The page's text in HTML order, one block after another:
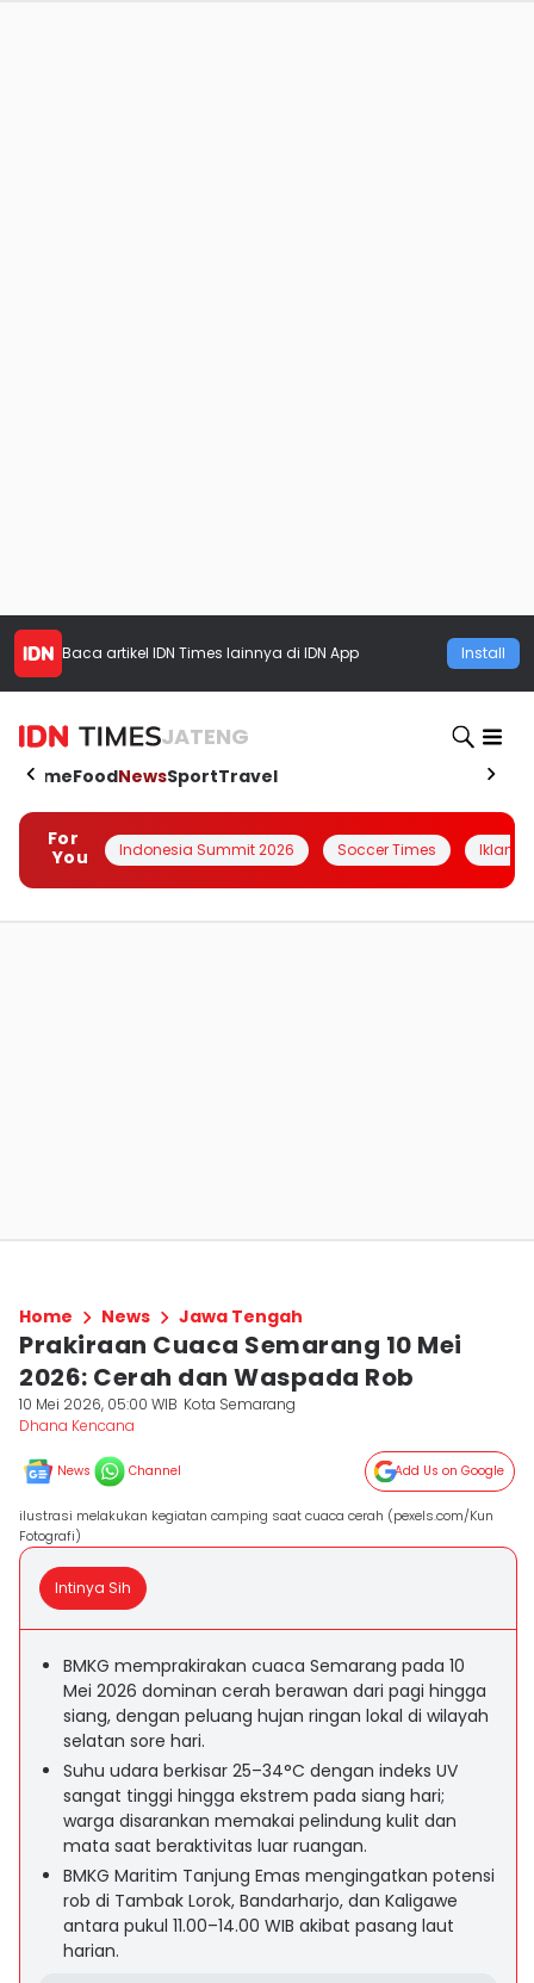
Baca artikel IDN Times lainnya di IDN App Install
JATENG
HomeFoodNewsSportTravel
For
You
Indonesia Summit 2026 Soccer Times Iklanin
Home News Jawa Tengah
Prakiraan Cuaca Semarang 10 Mei
2026: Cerah dan Waspada Rob
10 Mei 2026, 05:00 WIB Kota Semarang
Dhana Kencana
News Channel Add Us on Google
ilustrasi melakukan kegiatan camping saat cuaca cerah (pexels.com/Kun
Fotografi)
Intinya Sih
BMKG memprakirakan cuaca Semarang pada 10
Mei 2026 dominan cerah berawan dari pagi hingga
siang, dengan peluang hujan ringan lokal di wilayah
selatan sore hari.
Suhu udara berkisar 25–34°C dengan indeks UV
sangat tinggi hingga ekstrem pada siang hari;
warga disarankan memakai pelindung kulit dan
mata saat beraktivitas luar ruangan.
BMKG Maritim Tanjung Emas mengingatkan potensi
rob di Tambak Lorok, Bandarharjo, dan Kaligawe
antara pukul 11.00–14.00 WIB akibat pasang laut
harian.